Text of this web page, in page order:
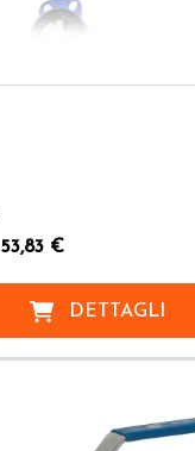
53,83 €
DETTAGLI